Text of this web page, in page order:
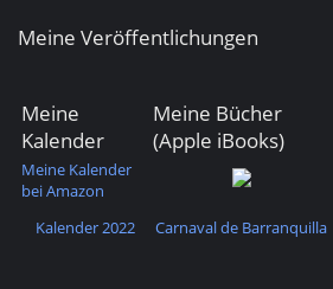
Meine Veröffentlichungen
Meine
Kalender
Meine Bücher
(Apple iBooks)
Meine Kalender
bei Amazon
Kalender 2022
Carnaval de Barranquilla